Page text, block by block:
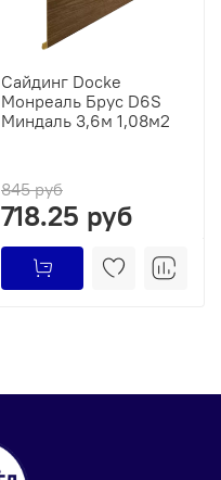
Сайдинг Docke
Монреаль Брус D6S
Миндаль 3,6м 1,08м2
845 руб
718.25 руб